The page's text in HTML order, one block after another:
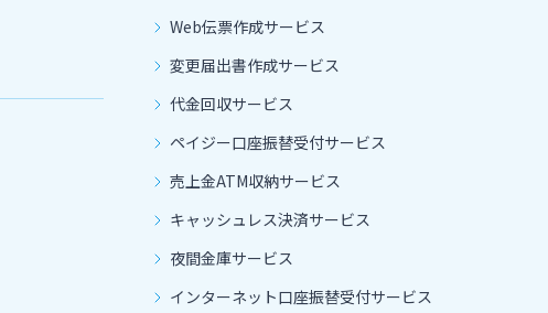
Web伝票作成サービス
変更届出書作成サービス
代金回収サービス
ペイジー口座振替受付サービス
売上金ATM収納サービス
キャッシュレス決済サービス
夜間金庫サービス
インターネット口座振替受付サービス